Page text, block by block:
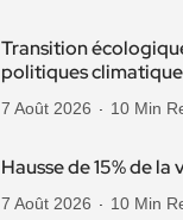
Transition
politiques
7 Août 2026 10 Min
Hausse de 15% de la
7 Août 2026 10 Min